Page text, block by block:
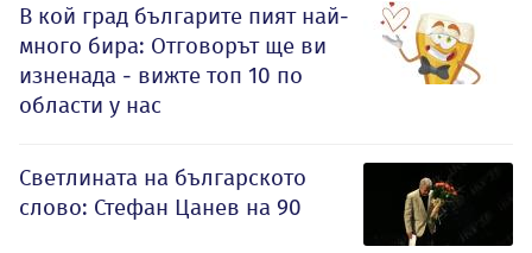
В кой град българите пият най-
много бира: Отговорът ще ви
изненада - вижте топ 10 по
области у нас
Светлината на българското
слово: Стефан Цанев на 90